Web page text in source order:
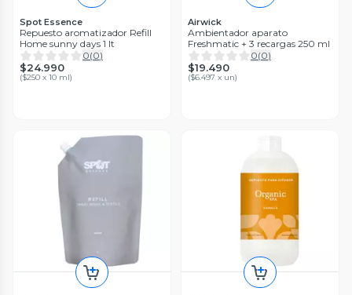
Spot Essence
Repuesto aromatizador Refill
Home sunny days 1 lt
0(0)
$24.990
($250 x 10 ml)
Airwick
Ambientador aparato
Freshmatic + 3 recargas 250 ml
0(0)
$19.490
($6.497 x un)